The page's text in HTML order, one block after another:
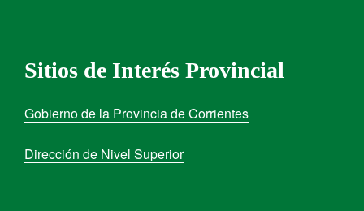
Sitios de Interés Provincial
Gobierno de la Provincia de Corrientes
Dirección de Nivel Superior